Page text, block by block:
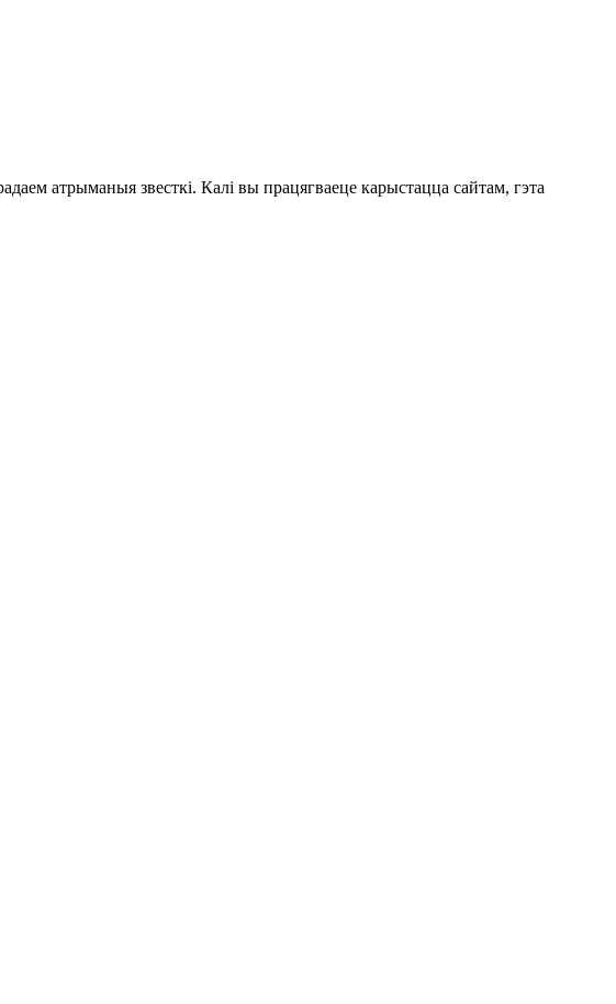
атрыманыя звесткі. Калі вы працягваеце карыстацца сайтам, гэта